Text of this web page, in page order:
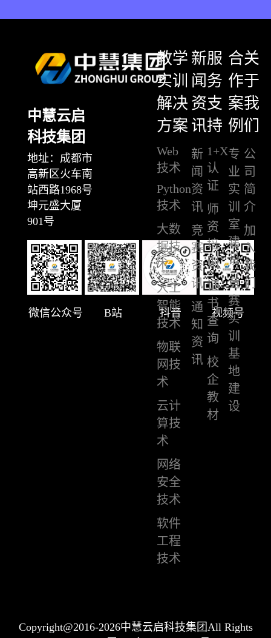
中慧云启
科技集团
地址：成都市
高新区火车南
站西路1968号
坤元盛大厦
901号
微信公众号 B站 抖音 视频号
教学
实训
解决
方案
Web
技术
Python
技术
大数
据技
术
人工
智能
技术
物联
网技
术
云计
算技
术
网络
安全
技术
软件
工程
技术
新
闻
资
讯
新
闻
资
讯
竞
赛
资
讯
通
知
资
讯
服
务
支
持
1+X
认
证
师
资
培
训
证
书
查
询
校
企
教
材
合
作
案
例
专
业
实
训
室
建
设
竞
赛
实
训
基
地
建
设
关
于
我
们
公
司
简
介
加
入
我
们
Copyright@2016-2026中慧云启科技集团All Rights